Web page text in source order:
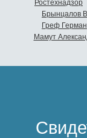
Ростехнадзор
Брынцалов
Греф Герман
Мамут